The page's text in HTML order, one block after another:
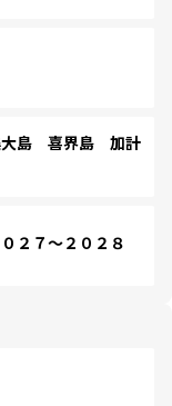
島 喜界島 加計
７～２０２８